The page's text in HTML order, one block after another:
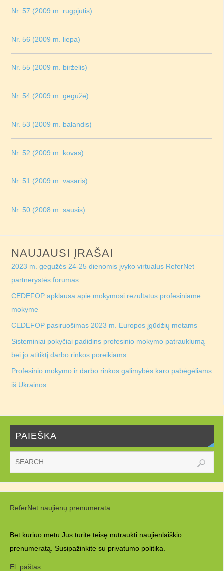
Nr. 57 (2009 m. rugpjūtis)
Nr. 56 (2009 m. liepa)
Nr. 55 (2009 m. birželis)
Nr. 54 (2009 m. gegužė)
Nr. 53 (2009 m. balandis)
Nr. 52 (2009 m. kovas)
Nr. 51 (2009 m. vasaris)
Nr. 50 (2008 m. sausis)
NAUJAUSI ĮRAŠAI
2023 m. gegužės 24-25 dienomis įvyko virtualus ReferNet
partnerystės forumas
CEDEFOP apklausa apie mokymosi rezultatus profesiniame
mokyme
CEDEFOP pasiruošimas 2023 m. Europos įgūdžių metams
Sisteminiai pokyčiai padidins profesinio mokymo patrauklumą
bei jo atitiktį darbo rinkos poreikiams
Profesinio mokymo ir darbo rinkos galimybės karo pabėgėliams
iš Ukrainos
PAIEŠKA
ReferNet naujienų prenumerata
Bet kuriuo metu Jūs turite teisę nutraukti naujienlaiškio
prenumeratą. Susipažinkite su privatumo politika.
El. paštas